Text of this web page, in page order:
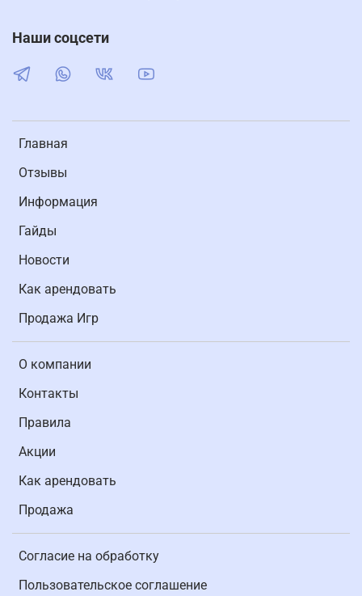
Главная
Отзывы
Информация
Гайды
Новости
Как арендовать
Продажа Игр
О компании
Контакты
Правила
Акции
Как арендовать
Продажа
Согласие на обработку
Пользовательское соглашение
Наши соцсети